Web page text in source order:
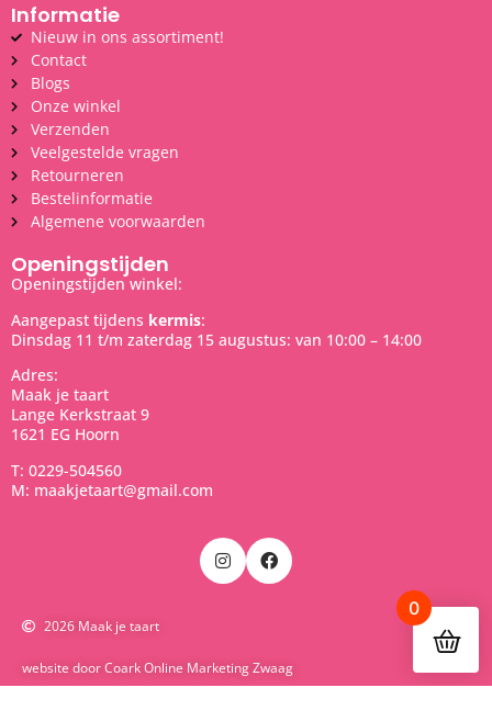
Informatie
Nieuw in ons assortiment!
Contact
Blogs
Onze winkel
Verzenden
Veelgestelde vragen
Retourneren
Bestelinformatie
Algemene voorwaarden
Openingstijden
Openingstijden winkel:
Aangepast tijdens kermis:
Dinsdag 11 t/m zaterdag 15 augustus: van 10:00 – 14:00
Adres:
Maak je taart
Lange Kerkstraat 9
1621 EG Hoorn
T: 0229-504560
M: maakjetaart@gmail.com
2026 Maak je taart
website door Coark Online Marketing Zwaag
0